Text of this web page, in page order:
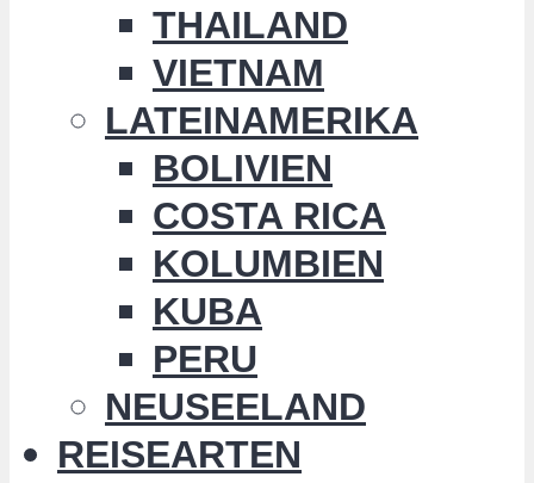
THAILAND
VIETNAM
LATEINAMERIKA
BOLIVIEN
COSTA RICA
KOLUMBIEN
KUBA
PERU
NEUSEELAND
REISEARTEN